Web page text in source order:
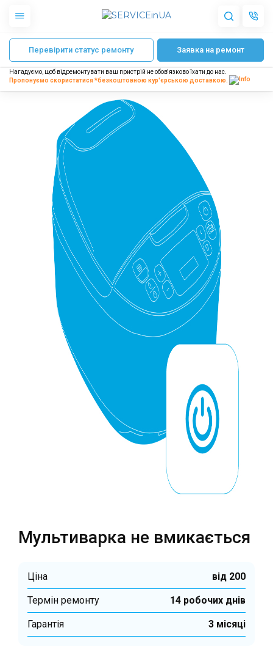
Apple
Гаджети
Акустика
Доставка і оплата
Партнерам
Інтернет-магазин
Запчастини для смартфонів
Театральна
м. Київ, вул. Хрещатик 44-A
Позняки
м. Київ, вул. Анни Ахматової, 30
м. Київ, ТЦ LAKE PLAZA, вул. Героїв
Палац "Україна"
м. Київ, вул. Казимира Малевича,
м. Київ, Комфорт Таун, вул.
Перевірити статус ремонту Заявка на ремонт
Нагадуємо, щоб відремонтувати ваш пристрій не обов'язково їхати до нас.
Пропонуємо скористатися *безкоштовною кур'єрською доставкою.
Головна Мультиварка не вмикається
Мультиварка не вмикається
Ціна від 200
Термін ремонту 14 робочих днів
Гарантiя 3 місяці